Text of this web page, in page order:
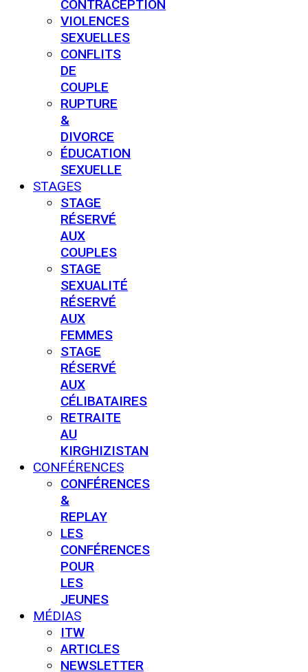
CONTRACEPTION
VIOLENCES
SEXUELLES
CONFLITS
DE
COUPLE
RUPTURE
&
DIVORCE
ÉDUCATION
SEXUELLE
STAGES
STAGE
RÉSERVÉ
AUX
COUPLES
STAGE
SEXUALITÉ
RÉSERVÉ
AUX
FEMMES
STAGE
RÉSERVÉ
AUX
CÉLIBATAIRES
RETRAITE
AU
KIRGHIZISTAN
CONFÉRENCES
CONFÉRENCES
&
REPLAY
LES
CONFÉRENCES
POUR
LES
JEUNES
MÉDIAS
ITW
ARTICLES
NEWSLETTER